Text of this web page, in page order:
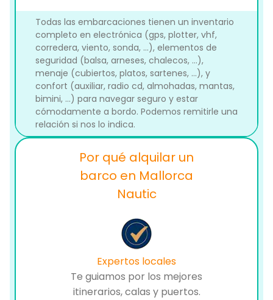
Todas las embarcaciones tienen un inventario
completo en electrónica (gps, plotter, vhf,
corredera, viento, sonda, ...), elementos de
seguridad (balsa, arneses, chalecos, ...),
menaje (cubiertos, platos, sartenes, ...), y
confort (auxiliar, radio cd, almohadas, mantas,
bimini, ...) para navegar seguro y estar
cómodamente a bordo. Podemos remitirle una
relación si nos lo indica.
Por qué alquilar un
barco en Mallorca
Nautic
Expertos locales
Te guiamos por los mejores
itinerarios, calas y puertos.